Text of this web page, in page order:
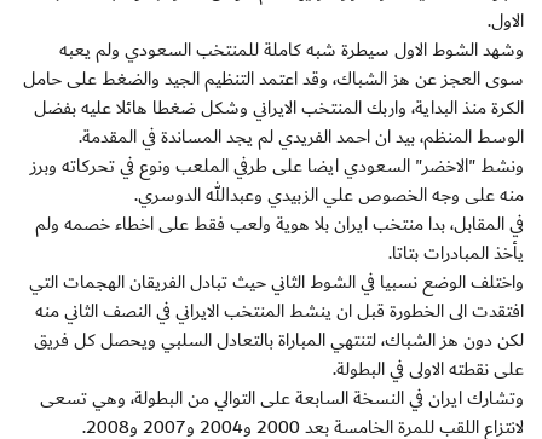
الاول.
وشهد الشوط الاول سيطرة شبه كاملة للمنتخب السعودي ولم يعبه
سوى العجز عن هز الشباك، وقد اعتمد التنظيم الجيد والضغط على حامل
الكرة منذ البداية، واربك المنتخب الايراني وشكل ضغطا هائلا عليه بفضل
الوسط المنظم، بيد ان احمد الفريدي لم يجد المساندة في المقدمة.
ونشط "الاخضر" السعودي ايضا على طرفي الملعب ونوع في تحركاته وبرز
منه على وجه الخصوص علي الزبيدي وعبدالله الدوسري.
في المقابل، بدا منتخب ايران بلا هوية ولعب فقط على اخطاء خصمه ولم
يأخذ المبادرات بتاتا.
واختلف الوضع نسبيا في الشوط الثاني حيث تبادل الفريقان الهجمات التي
افتقدت الى الخطورة قبل ان ينشط المنتخب الايراني في النصف الثاني منه
لكن دون هز الشباك، لتنتهي المباراة بالتعادل السلبي ويحصل كل فريق
على نقطته الاولى في البطولة.
وتشارك ايران في النسخة السابعة على التوالي من البطولة، وهي تسعى
لانتزاع اللقب للمرة الخامسة بعد 2000 و2004 و2007 و2008.